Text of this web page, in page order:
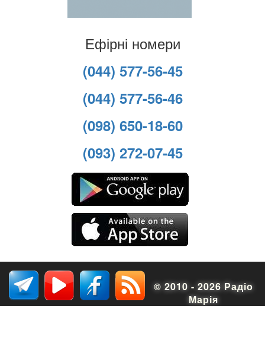
Ефірні номери
(044) 577-56-45
(044) 577-56-46
(098) 650-18-60
(093) 272-07-45
© 2010 - 2026 Радіо
Марія